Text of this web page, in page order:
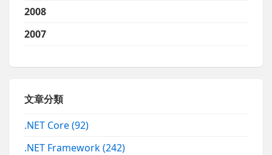
2008
2007
文章分類
.NET Core(92)
.NET Framework(242)